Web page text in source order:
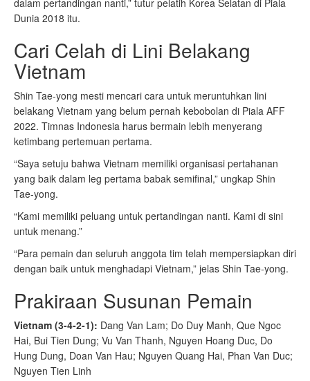
dalam pertandingan nanti,” tutur pelatih Korea Selatan di Piala
Dunia 2018 itu.
Cari Celah di Lini Belakang
Vietnam
Shin Tae-yong mesti mencari cara untuk meruntuhkan lini
belakang Vietnam yang belum pernah kebobolan di Piala AFF
2022. Timnas Indonesia harus bermain lebih menyerang
ketimbang pertemuan pertama.
“Saya setuju bahwa Vietnam memiliki organisasi pertahanan
yang baik dalam leg pertama babak semifinal,” ungkap Shin
Tae-yong.
“Kami memiliki peluang untuk pertandingan nanti. Kami di sini
untuk menang.”
“Para pemain dan seluruh anggota tim telah mempersiapkan diri
dengan baik untuk menghadapi Vietnam,” jelas Shin Tae-yong.
Prakiraan Susunan Pemain
Vietnam (3-4-2-1): Dang Van Lam; Do Duy Manh, Que Ngoc
Hai, Bui Tien Dung; Vu Van Thanh, Nguyen Hoang Duc, Do
Hung Dung, Doan Van Hau; Nguyen Quang Hai, Phan Van Duc;
Nguyen Tien Linh